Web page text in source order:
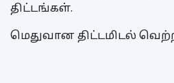
திட்டங்கள்.
மெதுவான திட்டமிடல்